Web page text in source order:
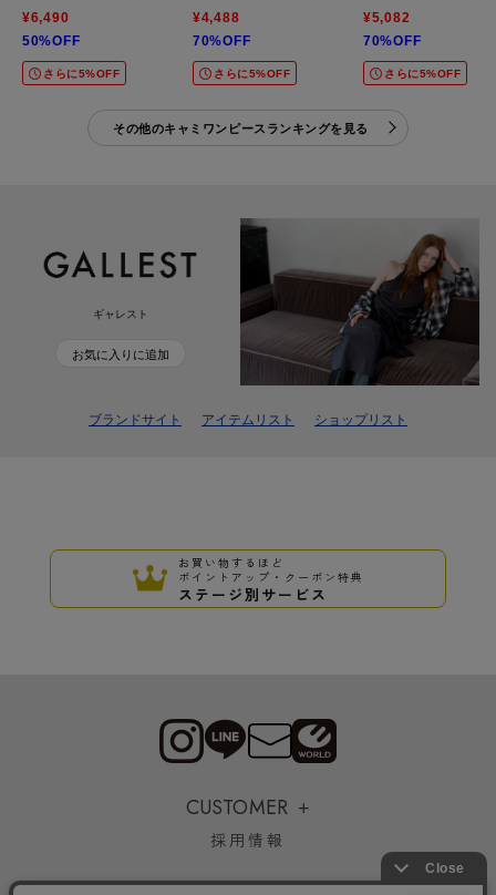
¥6,490
50%OFF
さらに5%OFF
¥4,488
70%OFF
さらに5%OFF
¥5,082
70%OFF
さらに5%OFF
その他のキャミワンピースランキングを見る
ギャレスト
お気に入りに追加
ブランドサイト アイテムリスト ショップリスト
お買い物するほど
ポイントアップ・クーポン特典
ステージ別サービス
CUSTOMER
採用情報